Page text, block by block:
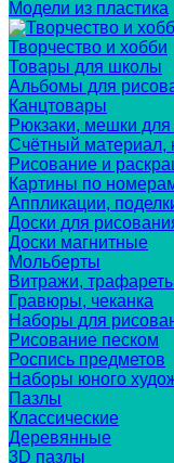
Модели из пластика
Творчество и хобби
Товары для школы
Альбомы для
Канцтовары
Рюкзаки, мешки
Счётный материал,
Рисование и
Картины по
Аппликации,
Доски для
Доски магнитные
Мольберты
Витражи,
Гравюры, чеканка
Наборы для
Рисование песком
Роспись предметов
Наборы юного
Пазлы
Классические
Деревянные
3D пазлы